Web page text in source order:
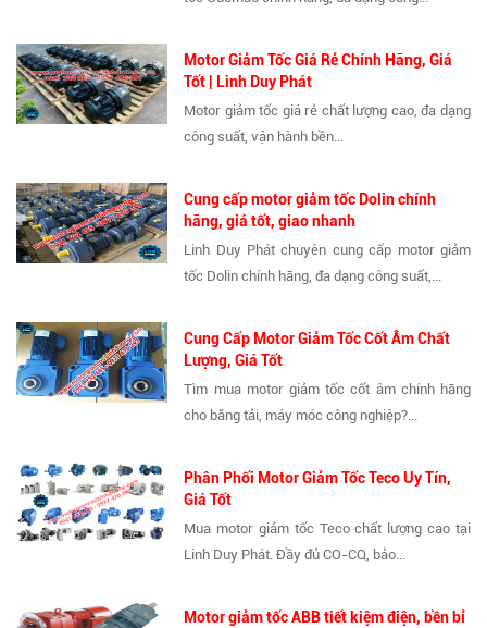
Motor Giảm Tốc Giá Rẻ Chính Hãng, Giá
Tốt | Linh Duy Phát
Motor giảm tốc giá rẻ chất lượng cao, đa dạng
công suất, vận hành bền...
Cung cấp motor giảm tốc Dolin chính
hãng, giá tốt, giao nhanh
Linh Duy Phát chuyên cung cấp motor giảm
tốc Dolin chính hãng, đa dạng công suất,...
Cung Cấp Motor Giảm Tốc Cốt Âm Chất
Lượng, Giá Tốt
Tìm mua motor giảm tốc cốt âm chính hãng
cho băng tải, máy móc công nghiệp?...
Phân Phối Motor Giảm Tốc Teco Uy Tín,
Giá Tốt
Mua motor giảm tốc Teco chất lượng cao tại
Linh Duy Phát. Đầy đủ CO-CQ, bảo...
Motor giảm tốc ABB tiết kiệm điện, bền bỉ